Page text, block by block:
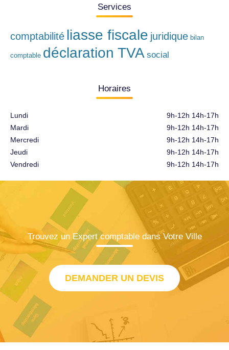
Services
comptabilité liasse fiscale juridique bilan
comptable déclaration TVA social
Horaires
Lundi
Mardi
Mercredi
Jeudi
Vendredi
9h-12h 14h-17h
9h-12h 14h-17h
9h-12h 14h-17h
9h-12h 14h-17h
9h-12h 14h-17h
Trouvez un Expert comptable dans Votre Ville
DEMANDER UN DEVIS